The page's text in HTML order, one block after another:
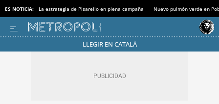
ES NOTICIA: La estrategia de Pisarello en plena campaña Nuevo pulmón verde en
LLEGIR EN CATALÀ